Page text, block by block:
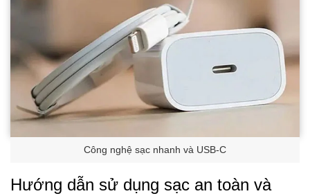
Công nghệ sạc nhanh và USB-C
Hướng dẫn sử dụng sạc an toàn và